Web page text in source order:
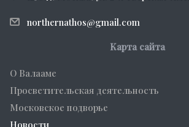
northernathos@gmail.com
Карта сайта
О Валааме
Просветительская деятельность
Московское подворье